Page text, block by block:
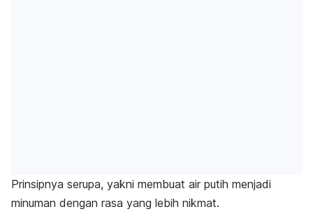
Prinsipnya serupa, yakni membuat air putih menjadi
minuman dengan rasa yang lebih nikmat.